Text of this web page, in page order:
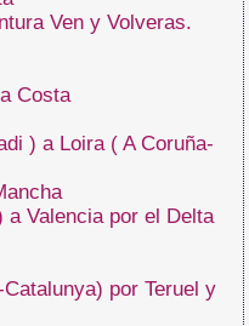
Ven y Volveras.
Costa
) a Loira ( A Coruña-
a Valencia por el Delta
por Teruel y